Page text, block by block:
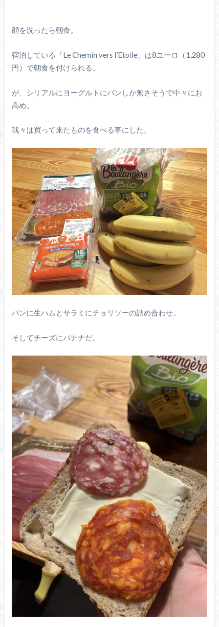
顔を洗ったら朝食。
宿泊している「Le Chemin vers l’Etoile」は8ユーロ（1,280
円）で朝食を付けられる。
が、シリアルにヨーグルトにパンしか無さそうで中々にお
高め。
我々は買って来たものを食べる事にした。
パンに生ハムとサラミにチョリソーの詰め合わせ。
そしてチーズにバナナだ。